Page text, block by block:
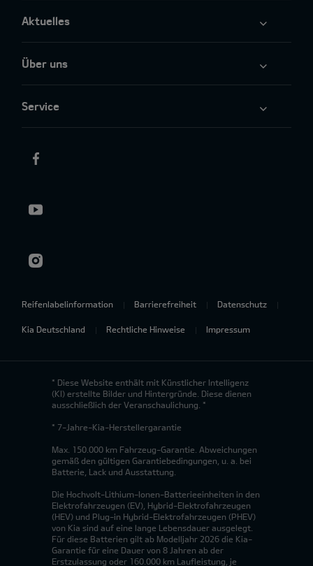
Aktuelles
Über uns
Service
Reifenlabelinformation Barrierefreiheit Datenschutz
Kia Deutschland Rechtliche Hinweise Impressum
* Diese Website enthält mit Künstlicher Intelligenz
(KI) erstellte Bilder und Hintergründe. Diese dienen
ausschließlich der Veranschaulichung. *
* 7-Jahre-Kia-Herstellergarantie
Max. 150.000 km Fahrzeug-Garantie. Abweichungen
gemäß den gültigen Garantiebedingungen, u. a. bei
Batterie, Lack und Ausstattung.
Die Hochvolt-Lithium-Ionen-Batterieeinheiten in den
Elektrofahrzeugen (EV), Hybrid-Elektrofahrzeugen
(HEV) und Plug-in Hybrid-Elektrofahrzeugen (PHEV)
von Kia sind auf eine lange Lebensdauer ausgelegt.
Für diese Batterien gilt ab Modelljahr 2026 die Kia-
Garantie für eine Dauer von 8 Jahren ab der
Erstzulassung oder 160.000 km Laufleistung, je